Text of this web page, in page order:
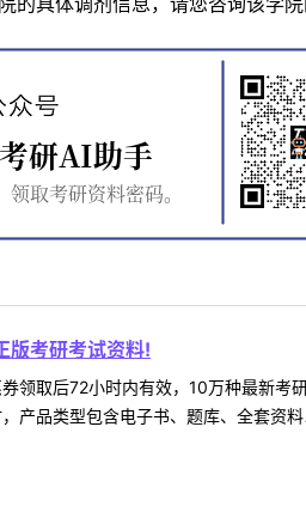
版考研考试资料!
领取后72小时内有效，10万种最新考
产品类型包含电子书、题库、全套资